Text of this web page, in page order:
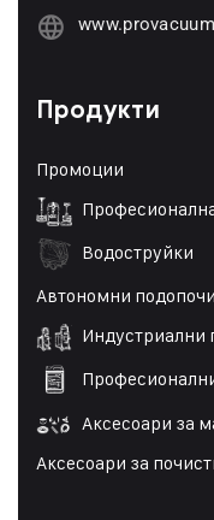
Продукти
Промоции
Водоструйки
Автономни
Индустриални
Аксесоари за
Аксесоари за